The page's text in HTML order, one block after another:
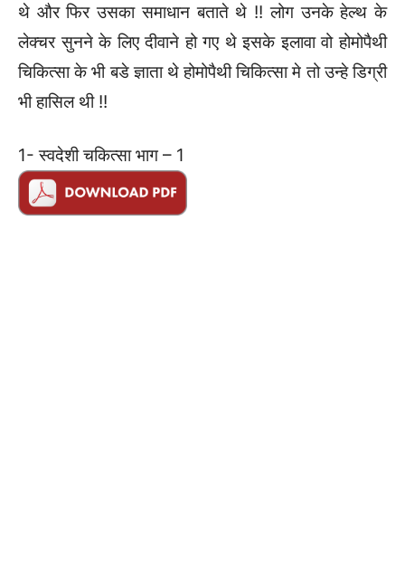
थे और फिर उसका समाधान बताते थे !! लोग उनके हेल्थ के
लेक्चर सुनने के लिए दीवाने हो गए थे इसके इलावा वो होमोपैथी
चिकित्सा के भी बडे ज्ञाता थे होमोपैथी चिकित्सा मे तो उन्हे डिग्री
भी हासिल थी !!
1- स्वदेशी चकित्सा भाग – 1